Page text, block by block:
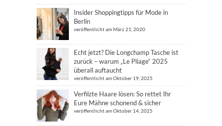
Insider Shoppingtipps für Mode in
Berlin
veröffentlicht am März 21, 2020
Echt jetzt? Die Longchamp Tasche ist
zurück – warum „Le Pliage“ 2025
überall auftaucht
veröffentlicht am Oktober 19, 2025
Verfilzte Haare lösen: So rettet Ihr
Eure Mähne schonend & sicher
veröffentlicht am Oktober 14, 2025